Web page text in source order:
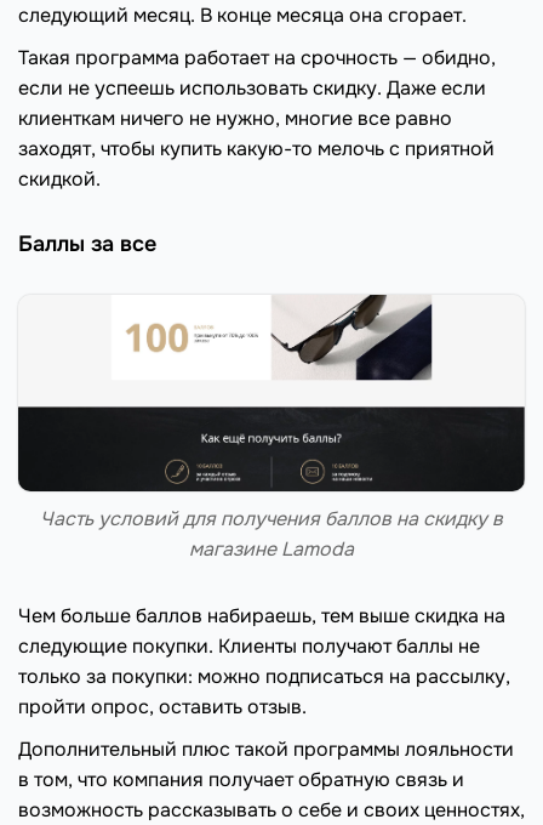
следующий месяц. В конце месяца она сгорает.
Такая программа работает на срочность — обидно,
если не успеешь использовать скидку. Даже если
клиенткам ничего не нужно, многие все равно
заходят, чтобы купить какую-то мелочь с приятной
скидкой.
Баллы за все
Часть условий для получения баллов на скидку в
магазине Lamoda
Чем больше баллов набираешь, тем выше скидка на
следующие покупки. Клиенты получают баллы не
только за покупки: можно подписаться на рассылку,
пройти опрос, оставить отзыв.
Дополнительный плюс такой программы лояльности
в том, что компания получает обратную связь и
возможность рассказывать о себе и своих ценностях,